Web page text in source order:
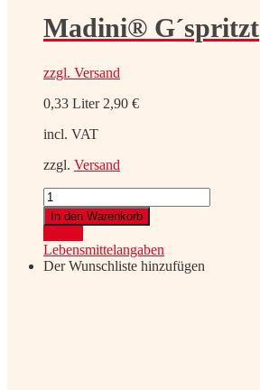
Madini® G´spritzt
zzgl. Versand
0,33 Liter2,90 €
incl. VAT
zzgl. Versand
Madini®
G
´spritzt
quantity
In den Warenkorb
Lebensmittelangaben
Der Wunschliste hinzufügen